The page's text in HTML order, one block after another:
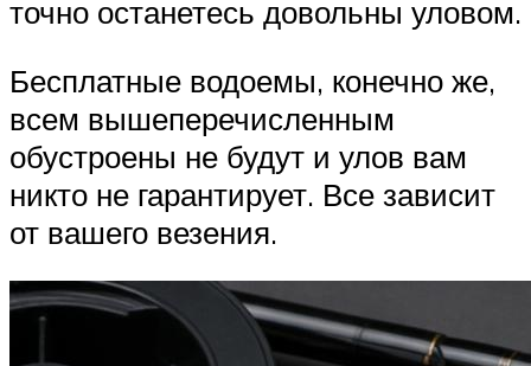
точно останетесь довольны уловом.
Бесплатные водоемы, конечно же,
всем вышеперечисленным
обустроены не будут и улов вам
никто не гарантирует. Все зависит
от вашего везения.